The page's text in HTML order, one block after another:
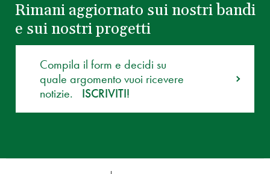
Rimani aggiornato sui nostri bandi
e sui nostri progetti
Compila il form e decidi su
quale argomento vuoi ricevere
notizie.
ISCRIVITI!